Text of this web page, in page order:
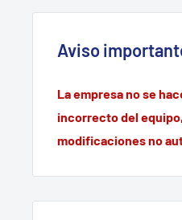
Aviso
La empresa no se
incorrecto del
modificaciones no